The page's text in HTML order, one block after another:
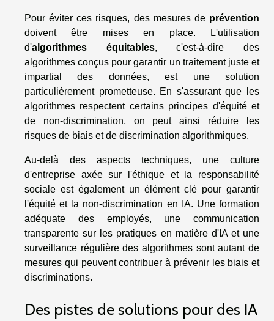
Pour éviter ces risques, des mesures de prévention
doivent être mises en place. L'utilisation
d'algorithmes équitables, c'est-à-dire des
algorithmes conçus pour garantir un traitement juste et
impartial des données, est une solution
particulièrement prometteuse. En s'assurant que les
algorithmes respectent certains principes d'équité et
de non-discrimination, on peut ainsi réduire les
risques de biais et de discrimination algorithmiques.
Au-delà des aspects techniques, une culture
d'entreprise axée sur l'éthique et la responsabilité
sociale est également un élément clé pour garantir
l'équité et la non-discrimination en IA. Une formation
adéquate des employés, une communication
transparente sur les pratiques en matière d'IA et une
surveillance régulière des algorithmes sont autant de
mesures qui peuvent contribuer à prévenir les biais et
discriminations.
Des pistes de solutions pour des IA